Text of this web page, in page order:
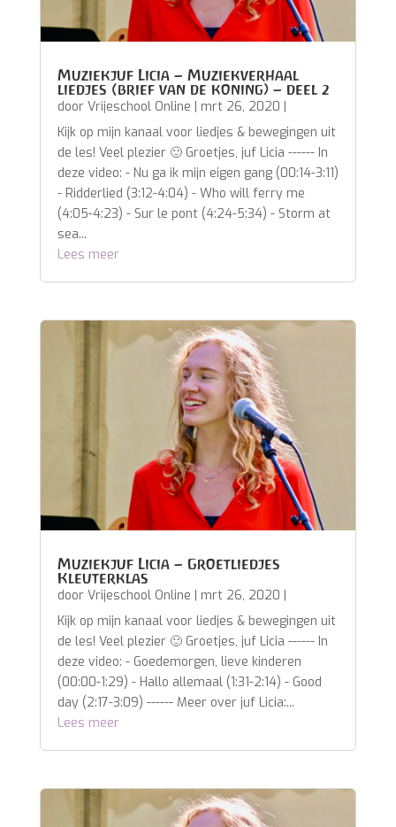
Muziekjuf Licia – Muziekverhaal
liedjes (brief van de koning) – deel 2
door Vrijeschool Online mrt 26, 2020
Kijk op mijn kanaal voor liedjes & bewegingen uit
de les! Veel plezier 🙂 Groetjes, juf Licia ------ In
deze video: - Nu ga ik mijn eigen gang (00:14-3:11)
- Ridderlied (3:12-4:04) - Who will ferry me
(4:05-4:23) - Sur le pont (4:24-5:34) - Storm at
sea...
Lees meer
Muziekjuf Licia – Groetliedjes
Kleuterklas
door Vrijeschool Online mrt 26, 2020
Kijk op mijn kanaal voor liedjes & bewegingen uit
de les! Veel plezier 🙂 Groetjes, juf Licia ------ In
deze video: - Goedemorgen, lieve kinderen
(00:00-1:29) - Hallo allemaal (1:31-2:14) - Good
day (2:17-3:09) ------ Meer over juf Licia:...
Lees meer